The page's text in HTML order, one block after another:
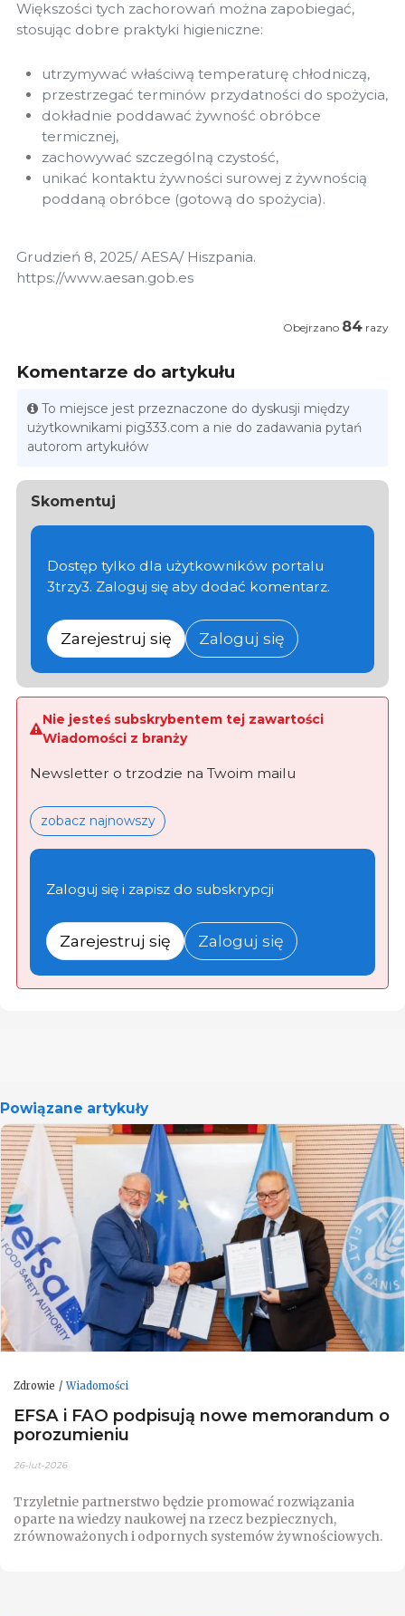
Większości tych zachorowań można zapobiegać,
stosując dobre praktyki higieniczne:
utrzymywać właściwą temperaturę chłodniczą,
przestrzegać terminów przydatności do spożycia,
dokładnie poddawać żywność obróbce
termicznej,
zachowywać szczególną czystość,
unikać kontaktu żywności surowej z żywnością
poddaną obróbce (gotową do spożycia).
Grudzień 8, 2025/ AESA/ Hiszpania.
https://www.aesan.gob.es
Obejrzano 84 razy
Komentarze do artykułu
To miejsce jest przeznaczone do dyskusji między
użytkownikami pig333.com a nie do zadawania pytań
autorom artykułów
Skomentuj
Dostęp tylko dla użytkowników portalu
3trzy3. Zaloguj się aby dodać komentarz.
Zarejestruj się Zaloguj się
Nie jesteś subskrybentem tej zawartości
Wiadomości z branży
Newsletter o trzodzie na Twoim mailu
zobacz najnowszy
Zaloguj się i zapisz do subskrypcji
Zarejestruj się Zaloguj się
Powiązane artykuły
Zdrowie Wiadomości
EFSA i FAO podpisują nowe memorandum o
porozumieniu
26-lut-2026
Trzyletnie partnerstwo będzie promować rozwiązania
oparte na wiedzy naukowej na rzecz bezpiecznych,
zrównoważonych i odpornych systemów żywnościowych.